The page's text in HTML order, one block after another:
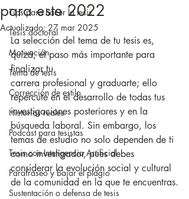
Tips para hacer la tesis
Tesis doctoral
Motivación
Tema de tesis
Corrección de estilo
Historias reales
Podcast para tesistas
Tesis con Inteligencia Artificial
Parafraseo y bajar el plagio
Sustentación o defensa de tesis
para este 2022
Actualizado: 27 mar 2025
La selección del tema de tu tesis es,
quizá, el paso más importante para
finalizar tu
carrera profesional y graduarte; ello
repercute en el desarrollo de todas tus
investigaciones posteriores y en la
búsqueda laboral. Sin embargo, los
temas de estudio no solo dependen de ti
como investigador, pues debes
considerar la evolución social y cultural
de la comunidad en la que te encuentras.